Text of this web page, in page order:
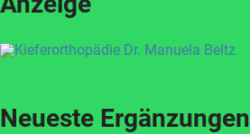
Neueste Ergänzungen